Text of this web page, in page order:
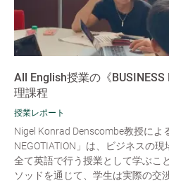
All English授業の《BUSINESS
理課程
授業レポート
Nigel Konrad Denscombe教授によ
NEGOTIATION」は、ビジネスの
全て英語で行う授業として学ぶこ
ソッドを通じて、学生は実際の交